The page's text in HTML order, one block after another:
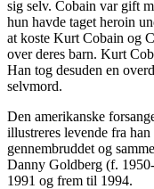
sig selv. Cobain var gift
hun havde taget heroin
at koste Kurt Cobain og
over deres barn. Kurt
Han tog desuden en
selvmord.
Den amerikanske
illustreres levende fra
gennembruddet og
Danny Goldberg (f.
1991 og frem til 1994.